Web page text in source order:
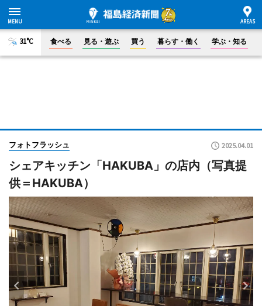
31°C 食べる 見る・遊ぶ 買う 暮らす・働く 学ぶ・知る
フォトフラッシュ 2025.04.01
シェアキッチン「HAKUBA」の店内（写真提
供＝HAKUBA）